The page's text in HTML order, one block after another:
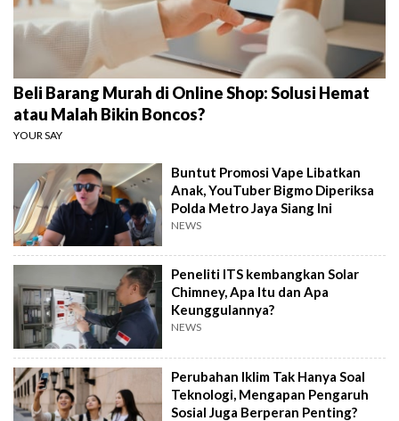
Beli Barang Murah di Online Shop: Solusi Hemat
atau Malah Bikin Boncos?
YOUR SAY
Buntut Promosi Vape Libatkan
Anak, YouTuber Bigmo Diperiksa
Polda Metro Jaya Siang Ini
NEWS
Peneliti ITS kembangkan Solar
Chimney, Apa Itu dan Apa
Keunggulannya?
NEWS
Perubahan Iklim Tak Hanya Soal
Teknologi, Mengapan Pengaruh
Sosial Juga Berperan Penting?